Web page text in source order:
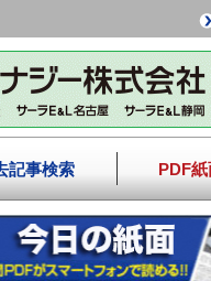
記事検索 PDF